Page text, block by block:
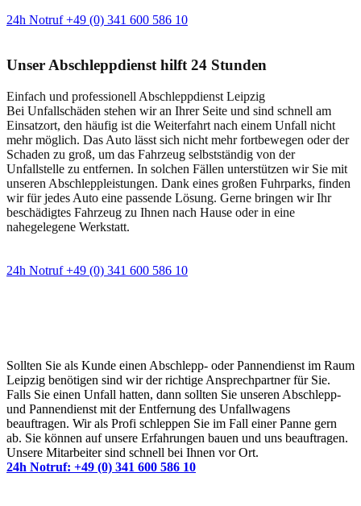
24h Notruf +49 (0) 341 600 586 10
Unser Abschleppdienst hilft 24 Stunden
Einfach und professionell Abschleppdienst Leipzig
Bei Unfallschäden stehen wir an Ihrer Seite und sind schnell am
Einsatzort, den häufig ist die Weiterfahrt nach einem Unfall nicht
mehr möglich. Das Auto lässt sich nicht mehr fortbewegen oder der
Schaden zu groß, um das Fahrzeug selbstständig von der
Unfallstelle zu entfernen. In solchen Fällen unterstützen wir Sie mit
unseren Abschleppleistungen. Dank eines großen Fuhrparks, finden
wir für jedes Auto eine passende Lösung. Gerne bringen wir Ihr
beschädigtes Fahrzeug zu Ihnen nach Hause oder in eine
nahegelegene Werkstatt.
24h Notruf +49 (0) 341 600 586 10
Sollten Sie als Kunde einen Abschlepp- oder Pannendienst im Raum
Leipzig benötigen sind wir der richtige Ansprechpartner für Sie.
Falls Sie einen Unfall hatten, dann sollten Sie unseren Abschlepp-
und Pannendienst mit der Entfernung des Unfallwagens
beauftragen. Wir als Profi schleppen Sie im Fall einer Panne gern
ab. Sie können auf unsere Erfahrungen bauen und uns beauftragen.
Unsere Mitarbeiter sind schnell bei Ihnen vor Ort.
24h Notruf: +49 (0) 341 600 586 10